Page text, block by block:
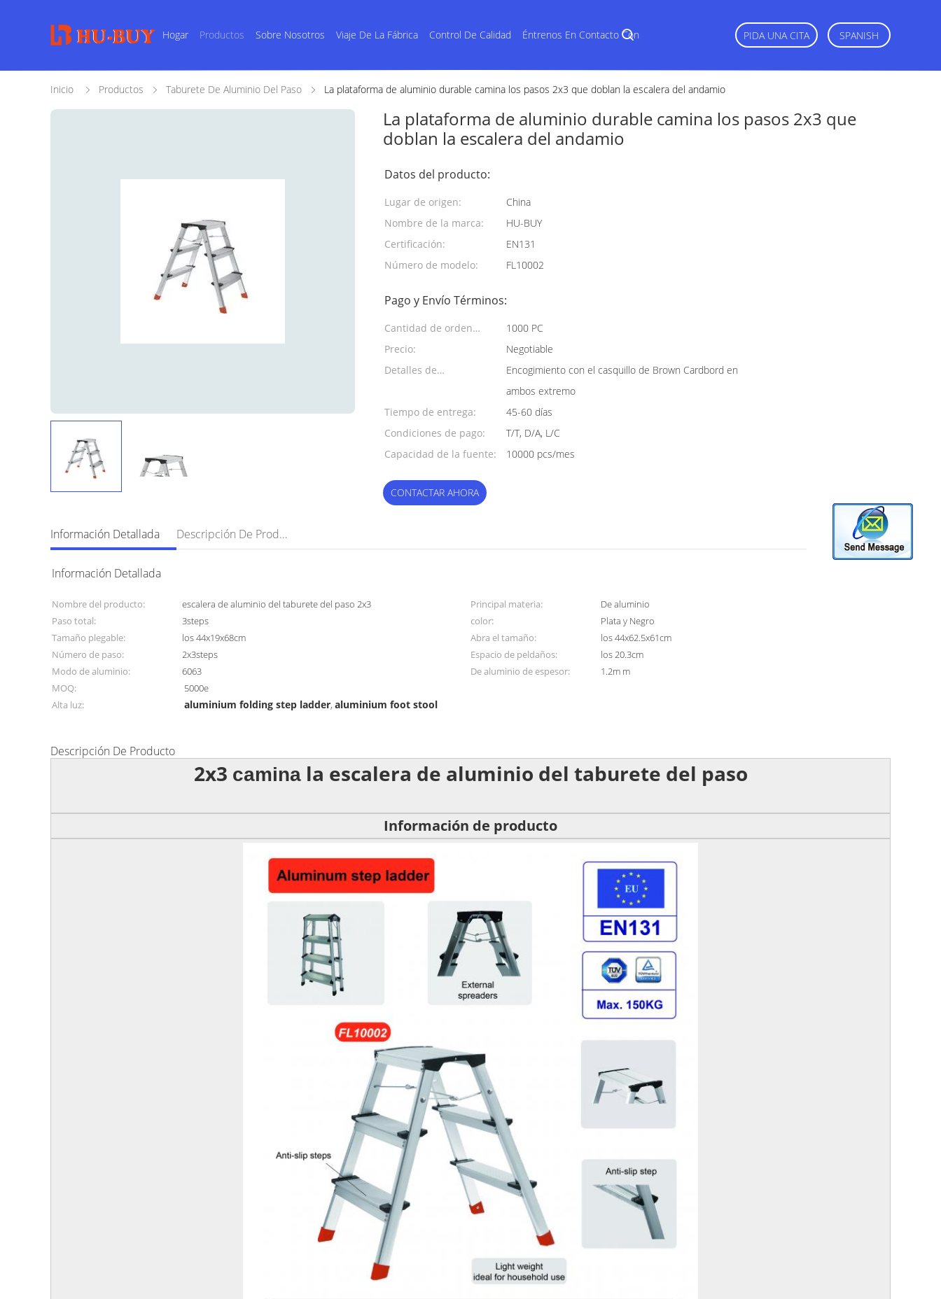
Hogar Productos Sobre Nosotros Viaje De La Fábrica Control De Calidad Éntrenos En Contacto Con PIDA UNA CITA SPANISH
Inicio Productos Taburete De Aluminio Del Paso La plataforma de aluminio durable camina los pasos 2x3 que doblan la escalera del andamio
La plataforma de aluminio durable camina los pasos 2x3 que
doblan la escalera del andamio
Datos del producto:
Lugar de origen:
China
Nombre de la marca:
HU-BUY
Certificación:
EN131
Número de modelo:
FL10002
Pago y Envío Términos:
Cantidad de orden
mínima:
1000 PC
Precio:
Negotiable
Detalles de
Encogimiento con el casquillo de Brown Cardbord en
ambos extremo
Tiempo de entrega:
45-60 días
Condiciones de pago:
T/T, D/A, L/C
Capacidad de la fuente:
10000 pcs/mes
CONTACTAR AHORA
Información Detallada Descripción De Producto
Información Detallada
Nombre del producto: escalera de aluminio del taburete del paso 2x3 Principal materia:
De aluminio
Paso total:
3steps color:
Plata y Negro
Tamaño plegable:
los 44x19x68cm Abra el tamaño:
los 44x62.5x61cm
Número de paso:
2x3steps Espacio de peldaños:
los 20.3cm
Modo de aluminio:
6063 De aluminio de espesor:
1.2m m
MOQ:
5000e
Alta luz:
aluminium folding step ladder,aluminium foot stool
Descripción De Producto
2x3 caminala escalera de aluminio del taburete del paso
Información de producto